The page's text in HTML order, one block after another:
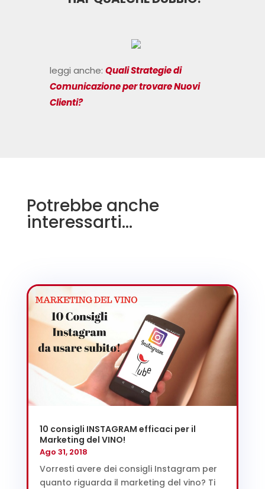
leggi anche: Quali Strategie di
Comunicazione per trovare Nuovi
Clienti?
Potrebbe anche
interessarti…
10 consigli INSTAGRAM efficaci per il
Marketing del VINO!
Ago 31, 2018
Vorresti avere dei consigli Instagram per
quanto riguarda il marketing del vino? Ti